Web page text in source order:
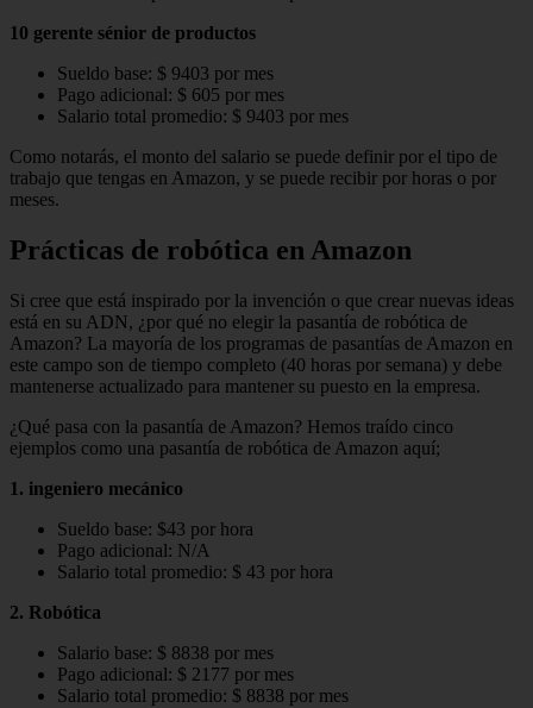
10 gerente sénior de productos
Sueldo base: $ 9403 por mes
Pago adicional: $ 605 por mes
Salario total promedio: $ 9403 por mes
Como notarás, el monto del salario se puede definir por el tipo de
trabajo que tengas en Amazon, y se puede recibir por horas o por
meses.
Prácticas de robótica en Amazon
Si cree que está inspirado por la invención o que crear nuevas ideas
está en su ADN, ¿por qué no elegir la pasantía de robótica de
Amazon? La mayoría de los programas de pasantías de Amazon en
este campo son de tiempo completo (40 horas por semana) y debe
mantenerse actualizado para mantener su puesto en la empresa.
¿Qué pasa con la pasantía de Amazon? Hemos traído cinco
ejemplos como una pasantía de robótica de Amazon aquí;
1. ingeniero mecánico
Sueldo base: $43 por hora
Pago adicional: N/A
Salario total promedio: $ 43 por hora
2. Robótica
Salario base: $ 8838 por mes
Pago adicional: $ 2177 por mes
Salario total promedio: $ 8838 por mes